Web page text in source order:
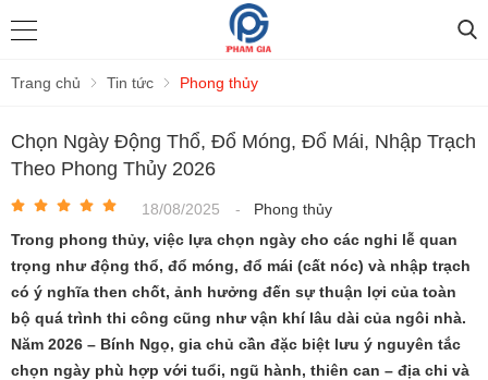
Trang chủ Tin tức Phong thủy
Chọn Ngày Động Thổ, Đổ Móng, Đổ Mái, Nhập Trạch
Theo Phong Thủy 2026
18/08/2025 -
Phong thủy
Trong phong thủy, việc lựa chọn ngày cho các nghi lễ quan
trọng như động thổ, đổ móng, đổ mái (cất nóc) và nhập trạch
có ý nghĩa then chốt, ảnh hưởng đến sự thuận lợi của toàn
bộ quá trình thi công cũng như vận khí lâu dài của ngôi nhà.
Năm 2026 – Bính Ngọ, gia chủ cần đặc biệt lưu ý nguyên tắc
chọn ngày phù hợp với tuổi, ngũ hành, thiên can – địa chi và